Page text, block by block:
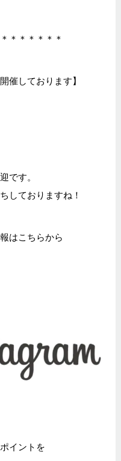
＊＊＊＊＊＊
催しております】
です。
しておりますね！
はこちらから
イントを